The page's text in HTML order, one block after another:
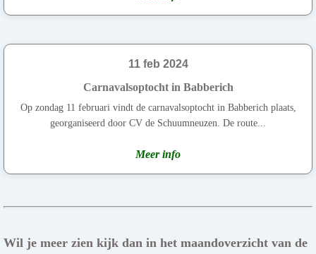
11 feb 2024
Carnavalsoptocht in Babberich
Op zondag 11 februari vindt de carnavalsoptocht in Babberich plaats,
georganiseerd door CV de Schuumneuzen. De route...
Meer info
Wil je meer zien kijk dan in het maandoverzicht van de